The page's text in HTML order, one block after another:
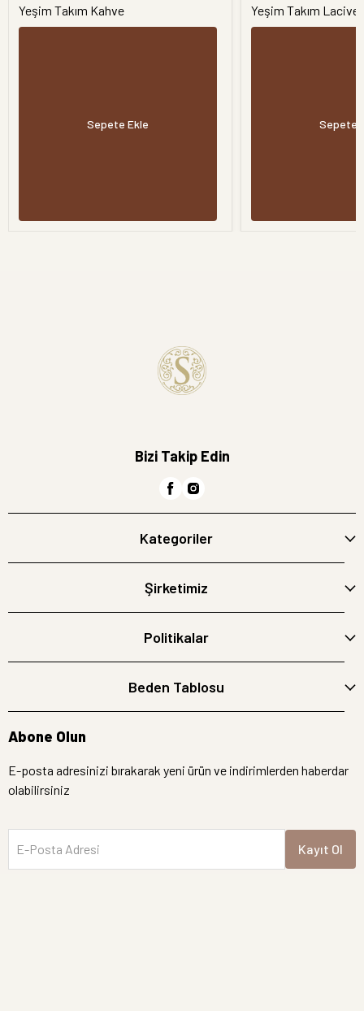
Yeşim Takım Kahve
Sepete Ekle
Yeşim Takım
Sepete
Bizi Takip Edin
Kategoriler
Şirketimiz
Politikalar
Beden Tablosu
Abone Olun
E-posta adresinizi bırakarak yeni ürün ve indirimlerden haberdar
olabilirsiniz
E-Posta Adresi Kayıt Ol